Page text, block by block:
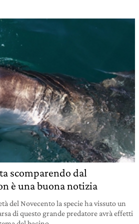
scomparendo dal
è una buona notizia
del Novecento la specie ha vissuto un
di questo grande predatore avrà effetti